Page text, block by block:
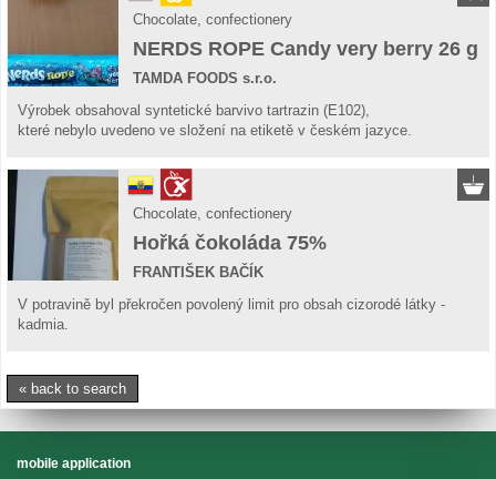
Chocolate, confectionery
NERDS ROPE Candy very berry 26 g
TAMDA FOODS s.r.o.
Výrobek obsahoval syntetické barvivo tartrazin (E102),
které nebylo uvedeno ve složení na etiketě v českém jazyce.
Chocolate, confectionery
Hořká čokoláda 75%
FRANTIŠEK BAČÍK
V potravině byl překročen povolený limit pro obsah cizorodé látky -
kadmia.
« back to search
mobile application